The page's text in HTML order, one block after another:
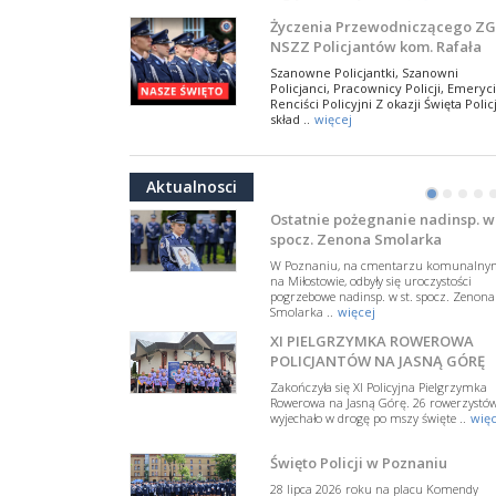
Życzenia Przewodniczącego ZG
NSZZ Policjantów kom. Rafała
Jankowskiego z okazji Święta
Policji 2026
Szanowne Policjantki, Szanowni
Policjanci, Pracownicy Policji,
Renciści Policyjni Z okazji Święta
skład .. więcej
NSZZ Policjantów: Policja nie
W przestrzeni publicznej po raz
pojawiły się wypowiedzi, które
w funkcjonariuszki i funkcjonariuszy
Policj .. więcej
Dodatkowe zarobkowanie
policjantów. NSZZP: obecne
rozwiązania wymagają zmian
zmiany przepisów regulujących
podejmowanie przez policjantów
dodatkowej pracy zarobkowe ..
więcej
Krok 1. Umorzenie. Krok 2.
z hejtem
Postępowanie dotyczące interwencji
Policji w miejscu zamieszkania red.
Tomasza Sakiewicza zostało
Aktualnosci
•• • •
NSZZ Policjantów
Na zaproszenie Zarządu Głównego NSZZ
Policjantów w Polsce gościł Rafael
Departamentu Policji w Nowym Jorku, o
.. więcej
PAMIĘTAMY I ODDAJMY HOŁD
SIERŻ. MARKOWI SIENICKIEMU
poświęconą starszemu sierżantowi Mar
Ostatnie pożegnanie nadinsp. w
spocz. Zenona Smolarka
W Poznaniu, na cmentarzu
na Miłostowie, odbyły się uroczystości
pogrzebowe nadinsp. w st. spocz. Zenona
Smolarka .. więcej
XI PIELGRZYMKA ROWEROWA
POLICJANTÓW NA JASNĄ GÓRĘ
Zakończyła się XI Policyjna Pielgrzymka
Rowerowa na Jasną Górę. 26
wyjechało w drogę po mszy święte ..
Święto Policji w Poznaniu
28 lipca 2026 roku na placu Komendy